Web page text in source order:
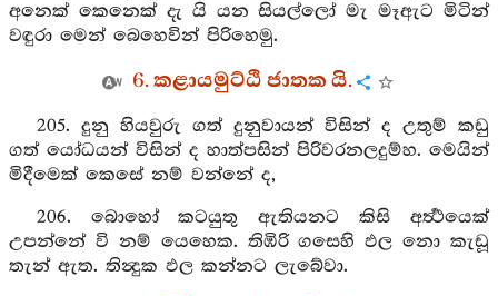
අනෙක් කෙනෙක් දැ යි යන සියල්ලෝ මැ මෑඇට මිටින්
වඳුරා මෙන් බෙහෙවින් පිරිහෙමු.
6. කළායමුට්ඨි ජාතක යි.
205. දුනු හියවුරු ගත් දුනුවායන් විසින් ද උතුම් කඩු
ගත් යෝධයන් විසින් ද හාත්පසින් පිරිවරනලදුම්හ. මෙයින්
මිදීමෙක් කෙසේ නම් වන්නේ ද,
206. බොහෝ කටයුතු ඇතියනට කිසි අර්‍ත්‍ථයෙක්
උපන්නේ වි නම් යෙහෙක. තිඹිරි ගසෙහි ඵල නො කැඩූ
තැන් ඇත. තින්‍දුක ඵල කන්නට ලැබේවා.